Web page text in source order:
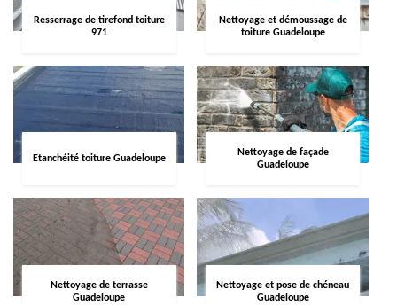
Resserrage de tirefond toiture
971
Nettoyage et démoussage de
toiture Guadeloupe
Etanchéité toiture Guadeloupe
Nettoyage de façade
Guadeloupe
Nettoyage de terrasse
Guadeloupe
Nettoyage et pose de chéneau
Guadeloupe